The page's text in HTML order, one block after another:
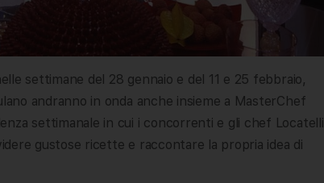
settimane del 28 gennaio e del 11 e 25 febbraio,
andranno in onda anche insieme a MasterChef
settimanale in cui i concorrenti e gli chef Locatelli
gustose ricette e raccontare la propria idea di